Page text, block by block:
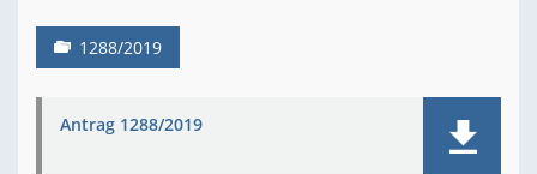
1288/2019
Antrag 1288/2019